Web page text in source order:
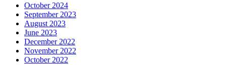
October 2024
September 2023
August 2023
June 2023
December 2022
November 2022
October 2022